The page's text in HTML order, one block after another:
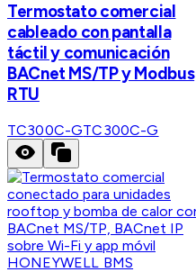
Termostato comercial
cableado con pantalla
táctil y comunicación
BACnet MS/TP y Modbus
RTU
TC300C-GTC300C-G
HONEYWELL BMS